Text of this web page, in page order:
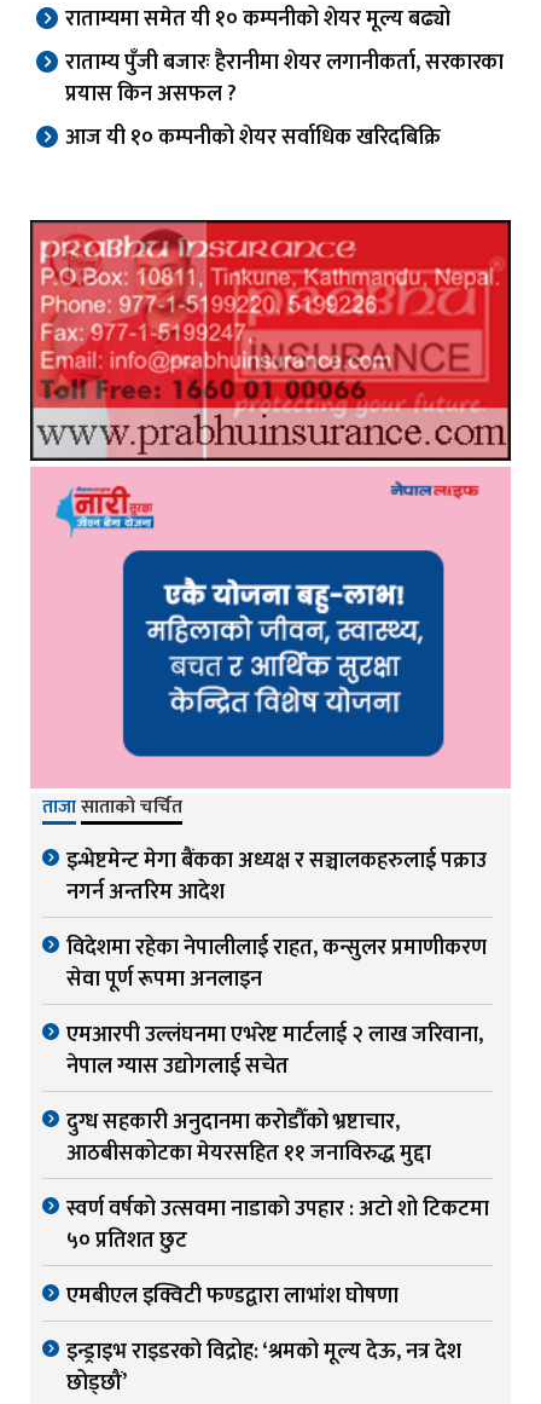
राताम्यमा समेत यी १० कम्पनीको शेयर मूल्य बढ्यो
राताम्य पुँजी बजारः हैरानीमा शेयर लगानीकर्ता, सरकारका
प्रयास किन असफल ?
आज यी १० कम्पनीको शेयर सर्वाधिक खरिदबिक्रि
ताजासाताको चर्चित
इन्भेष्टमेन्ट मेगा बैंकका अध्यक्ष र सञ्चालकहरुलाई पक्राउ
नगर्न अन्तरिम आदेश
विदेशमा रहेका नेपालीलाई राहत, कन्सुलर प्रमाणीकरण
सेवा पूर्ण रूपमा अनलाइन
एमआरपी उल्लंघनमा एभरेष्ट मार्टलाई २ लाख जरिवाना,
नेपाल ग्यास उद्योगलाई सचेत
दुग्ध सहकारी अनुदानमा करोडौँको भ्रष्टाचार,
आठबीसकोटका मेयरसहित ११ जनाविरुद्ध मुद्दा
स्वर्ण वर्षको उत्सवमा नाडाको उपहार : अटो शो टिकटमा
५० प्रतिशत छुट
एमबीएल इक्विटी फण्डद्वारा लाभांश घोषणा
इन्ड्राइभ राइडरको विद्रोह: ‘श्रमको मूल्य देऊ, नत्र देश
छोड्छौं’